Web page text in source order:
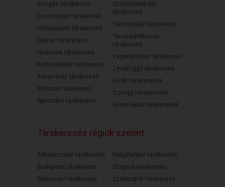
Bringás társkereső
Ezermester társkereső
Filmkedvelő társkereső
Gamer társkereső
Humoros társkereső
Kertészkedő társkereső
Könyvmoly társkereső
Motoros társkereső
Spirituális társkereső
Színházkedvelő
társkereső
Táncoslábú társkereső
Társasjátékozós
társkereső
Vegetáriánus társkereső
Zenefüggő társkereső
Elvált társkeresők
Özvegy társkeresők
Gyermekes társkeresők
Társkeresés régiók szerint
Békéscsabai társkereső
Budapesti társkereső
Debreceni társkereső
Salgótarjáni társkereső
Szegedi társkereső
Szekszárdi társkereső